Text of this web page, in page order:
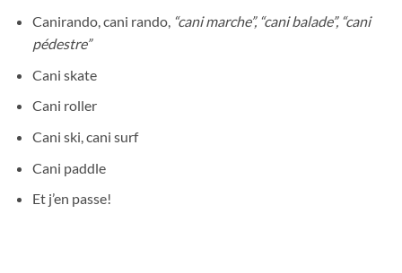
Canirando, cani rando, “cani marche”, “cani balade”, “cani
pédestre”
Cani skate
Cani roller
Cani ski, cani surf
Cani paddle
Et j’en passe!